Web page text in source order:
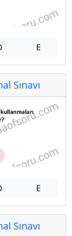
E
Sınavı
E
Sınavı